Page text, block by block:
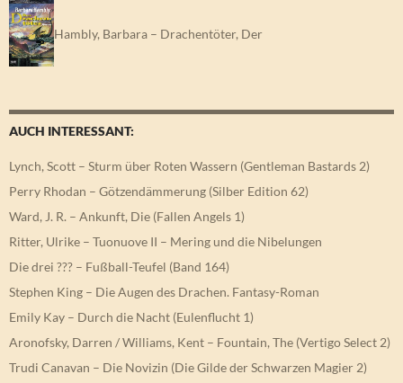
Hambly, Barbara – Drachentöter, Der
AUCH INTERESSANT:
Lynch, Scott – Sturm über Roten Wassern (Gentleman Bastards 2)
Perry Rhodan – Götzendämmerung (Silber Edition 62)
Ward, J. R. – Ankunft, Die (Fallen Angels 1)
Ritter, Ulrike – Tuonuove II – Mering und die Nibelungen
Die drei ??? – Fußball-Teufel (Band 164)
Stephen King – Die Augen des Drachen. Fantasy-Roman
Emily Kay – Durch die Nacht (Eulenflucht 1)
Aronofsky, Darren / Williams, Kent – Fountain, The (Vertigo Select 2)
Trudi Canavan – Die Novizin (Die Gilde der Schwarzen Magier 2)